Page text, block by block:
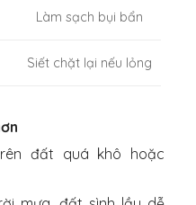
Làm sạch bụi bẩn
Siết chặt lại nếu lỏng
đất quá khô hoặc